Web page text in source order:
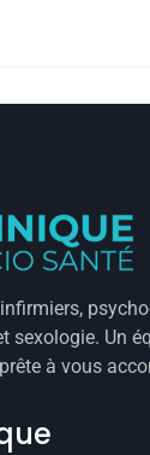
sexologie. Un
à vous